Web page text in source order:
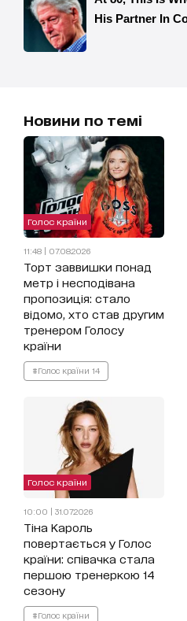
Новини по темі
Голос країни
11:48 | 07.08.2026
Торт заввишки понад
метр і несподівана
пропозиція: стало
відомо, хто став другим
тренером Голосу
країни
#Голос країни 14
Голос країни
10:00 | 31.07.2026
Тіна Кароль
повертається у Голос
країни: співачка стала
першою тренеркою 14
сезону
#Голос країни